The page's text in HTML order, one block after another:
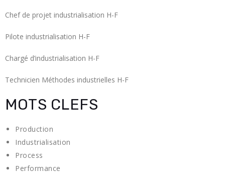
Chef de projet industrialisation H-F
Pilote industrialisation H-F
Chargé d’industrialisation H-F
Technicien Méthodes industrielles H-F
MOTS CLEFS
Production
Industrialisation
Process
Performance